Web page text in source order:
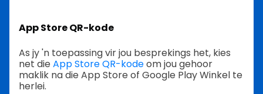
App Store QR-kode
As jy 'n toepassing vir jou besprekings het, kies
net die App Store QR-kodeom jou gehoor
maklik na die App Store of Google Play Winkel te
herlei.